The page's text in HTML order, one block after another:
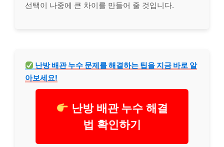
선택이 나중에 큰 차이를 만들어 줄 것입니다.
난방 배관 누수 문제를 해결하는 팁을 지금 바로 알
아보세요!
난방 배관 누수 해결
법 확인하기